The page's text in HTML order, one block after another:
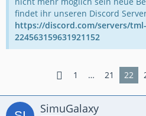
findet ihr unseren Discord
https://discord.com/servers/
224563159631921152
1 … 21 22
SimuGalaxy